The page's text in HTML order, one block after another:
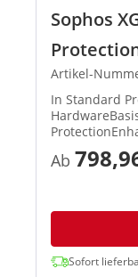
Sophos
Artikel-
In Standard
Wireless,
Remote
XStream TLS
Ab
Sofort